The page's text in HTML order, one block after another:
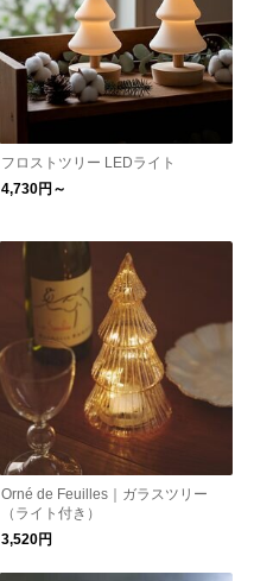
フロストツリー LEDライト
4,730円～
Orné de Feuilles｜ガラスツリー
（ライト付き）
3,520円